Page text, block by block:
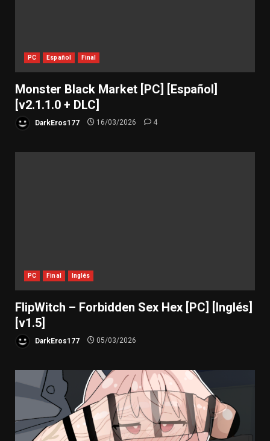
PC Español Final
Monster Black Market [PC] [Español]
[v2.1.1.0 + DLC]
DarkEros177 16/03/2026 4
PC Final Inglés
FlipWitch – Forbidden Sex Hex [PC] [Inglés]
[v1.5]
DarkEros177 05/03/2026